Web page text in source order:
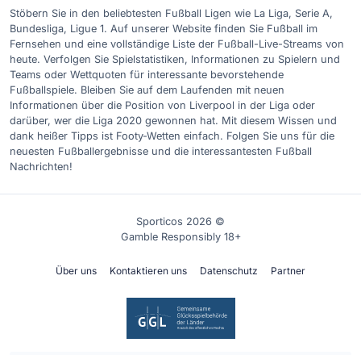
Stöbern Sie in den beliebtesten Fußball Ligen wie La Liga, Serie A,
Bundesliga, Ligue 1. Auf unserer Website finden Sie Fußball im
Fernsehen und eine vollständige Liste der Fußball-Live-Streams von
heute. Verfolgen Sie Spielstatistiken, Informationen zu Spielern und
Teams oder Wettquoten für interessante bevorstehende
Fußballspiele. Bleiben Sie auf dem Laufenden mit neuen
Informationen über die Position von Liverpool in der Liga oder
darüber, wer die Liga 2020 gewonnen hat. Mit diesem Wissen und
dank heißer Tipps ist Footy-Wetten einfach. Folgen Sie uns für die
neuesten Fußballergebnisse und die interessantesten Fußball
Nachrichten!
Sporticos 2026 ©
Gamble Responsibly 18+
Über uns Kontaktieren uns Datenschutz Partner